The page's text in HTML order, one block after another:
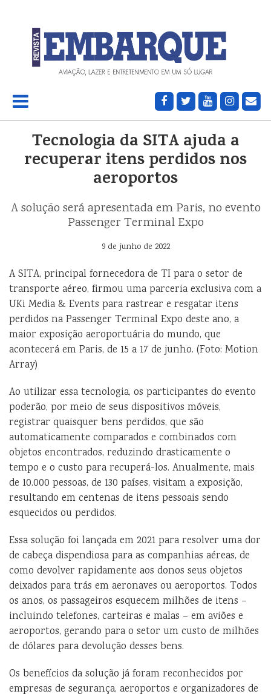
Tecnologia da SITA ajuda a
recuperar itens perdidos nos
aeroportos
A solução será apresentada em Paris, no evento
Passenger Terminal Expo
9 de junho de 2022
A SITA, principal fornecedora de TI para o setor de
transporte aéreo, firmou uma parceria exclusiva com a
UKi Media & Events para rastrear e resgatar itens
perdidos na Passenger Terminal Expo deste ano, a
maior exposição aeroportuária do mundo, que
acontecerá em Paris, de 15 a 17 de junho. (Foto: Motion
Array)
Ao utilizar essa tecnologia, os participantes do evento
poderão, por meio de seus dispositivos móveis,
registrar quaisquer bens perdidos, que são
automaticamente comparados e combinados com
objetos encontrados, reduzindo drasticamente o
tempo e o custo para recuperá-los. Anualmente, mais
de 10.000 pessoas, de 130 países, visitam a exposição,
resultando em centenas de itens pessoais sendo
esquecidos ou perdidos.
Essa solução foi lançada em 2021 para resolver uma dor
de cabeça dispendiosa para as companhias aéreas, de
como devolver rapidamente aos donos seus objetos
deixados para trás em aeronaves ou aeroportos. Todos
os anos, os passageiros esquecem milhões de itens –
incluindo telefones, carteiras e malas – em aviões e
aeroportos, gerando para o setor um custo de milhões
de dólares para devolução desses bens.
Os benefícios da solução já foram reconhecidos por
empresas de segurança, aeroportos e organizadores de